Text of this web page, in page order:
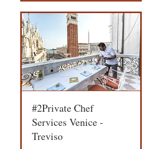
#2Private Chef
Services Venice -
Treviso